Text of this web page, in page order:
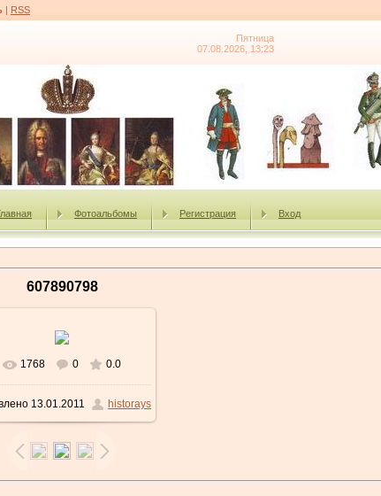
| RSS
Пятница
07.08.2026, 13:23
Фотоальбомы Регистрация Вход
607890798
1768 0 0.0
13.01.2011 historays